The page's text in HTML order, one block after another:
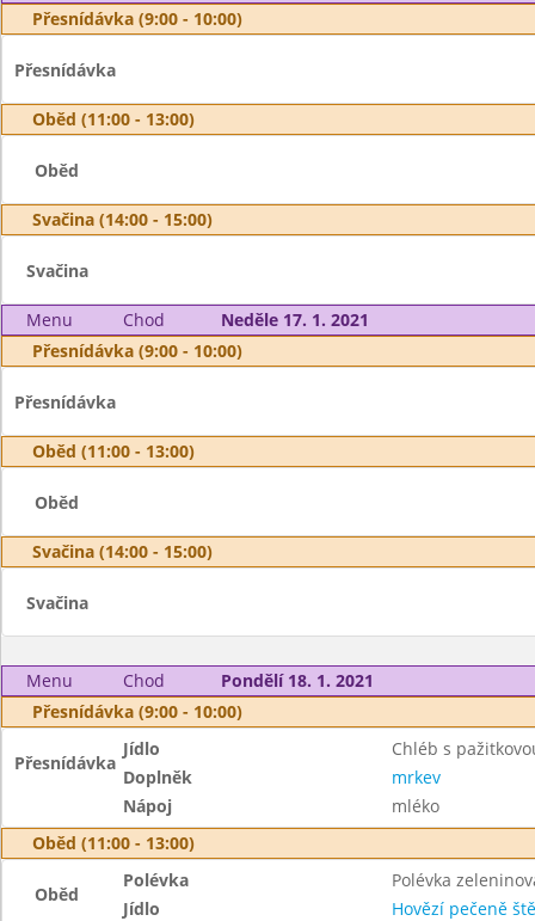
Přesnídávka (9:00 - 10:00)
Přesnídávka
Oběd (11:00 - 13:00)
Oběd
Svačina (14:00 - 15:00)
Svačina
Menu Chod
Neděle 17. 1. 2021
Přesnídávka (9:00 - 10:00)
Přesnídávka
Oběd (11:00 - 13:00)
Oběd
Svačina (14:00 - 15:00)
Svačina
Menu Chod
Pondělí 18. 1. 2021
Přesnídávka (9:00 - 10:00)
Přesnídávka
Jídlo
Chléb s
Doplněk
mrkev
Nápoj
mléko
Oběd (11:00 - 13:00)
Oběd
Polévka
Polévka
Jídlo
Hovězí pečeně